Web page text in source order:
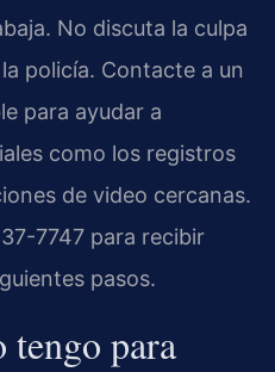
No discuta la culpa
policía. Contacte a un
para ayudar a
como los registros
de video cercanas.
7747 para recibir
pasos.
tengo para